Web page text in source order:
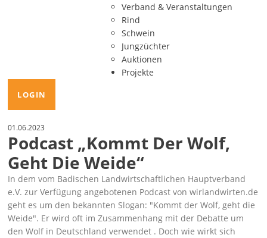
Verband & Veranstaltungen
Rind
Schwein
Jungzüchter
Auktionen
Projekte
LOGIN
01.06.2023
Podcast „Kommt Der Wolf,
Geht Die Weide“
In dem vom Badischen Landwirtschaftlichen Hauptverband
e.V. zur Verfügung angebotenen Podcast von wirlandwirten.de
geht es um den bekannten Slogan:
Kommt der Wolf, geht die
Weide . Er wird oft im Zusammenhang mit der Debatte um
den Wolf in Deutschland verwendet . Doch wie wirkt sich